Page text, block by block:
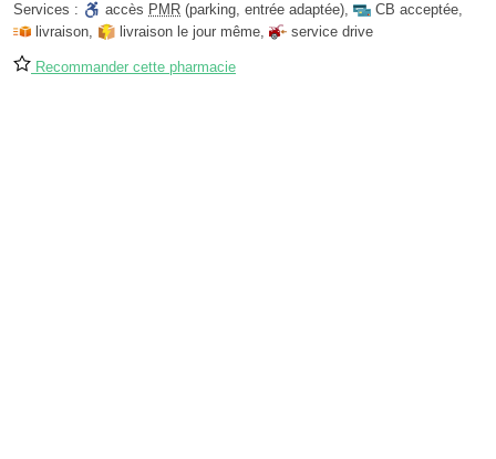
Services :
accès PMR (parking, entrée adaptée), CB acceptée,
livraison, livraison le jour même, service drive
Recommander cette pharmacie